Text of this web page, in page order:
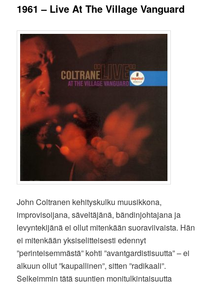
1961 – Live At The Village Vanguard
John Coltranen kehityskulku muusikkona,
improvisoijana, säveltäjänä, bändinjohtajana ja
levyntekijänä ei ollut mitenkään suoraviivaista. Hän
ei mitenkään yksiselitteisesti edennyt
”perinteisemmästä” kohti ”avantgardistisuutta” – ei
alkuun ollut ”kaupallinen”, sitten ”radikaali”.
Selkeimmin tätä suuntien monitulkintaisuutta